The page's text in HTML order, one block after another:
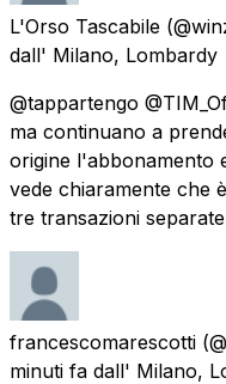
L'Orso Tascabile
dall' Milano, Lombardy
@tappartengo
ma continuano a
origine l'abbonamento
vede chiaramente che
tre transazioni
francescomarescotti
minuti fa dall' Milano,